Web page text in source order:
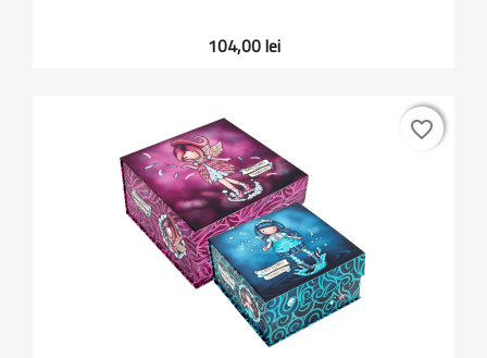
104,00 lei
favorite_border
favorite_border